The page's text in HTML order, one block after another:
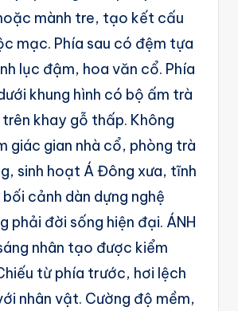
mành tre, tạo kết cấu
mạc. Phía sau có đệm tựa
lục đậm, hoa văn cổ. Phía
khung hình có bộ ấm trà
khay gỗ thấp. Không
giác gian nhà cổ, phòng trà
sinh hoạt Á Đông xưa, tĩnh
cảnh dàn dựng nghệ
phải đời sống hiện đại. ÁNH
nhân tạo được kiểm
từ phía trước, hơi lệch
nhân vật. Cường độ mềm,